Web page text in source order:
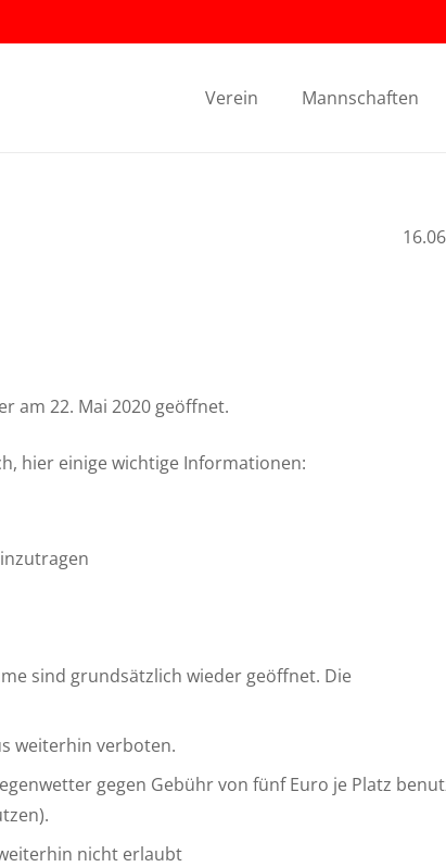
Verein Mannschaften
am 22. Mai 2020 geöffnet.
hier einige wichtige Informationen:
sind grundsätzlich wieder geöffnet. Die
weiterhin verboten.
gegen Gebühr von fünf Euro je Platz
nicht erlaubt